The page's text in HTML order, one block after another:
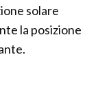
solare
la posizione